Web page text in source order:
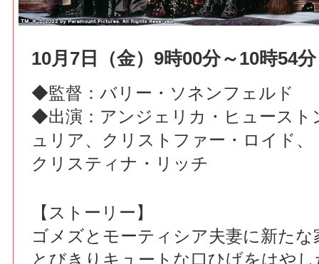
10月7日（金）9時00分～10時54分
◆監督：バリー・ソネンフェルド
◆出演：アンジェリカ・ヒュースト
ュリア、クリストファー・ロイド、
クリスティナ・リッチ
【ストーリー】
ゴメズとモーティシア夫妻に新た
とびきりキュートな口ひげをはや